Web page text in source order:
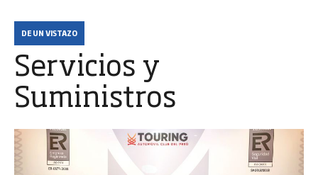
DE UN VISTAZO
Servicios y
Suministros